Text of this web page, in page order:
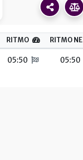
RITMO RITMO
05:50 05:50